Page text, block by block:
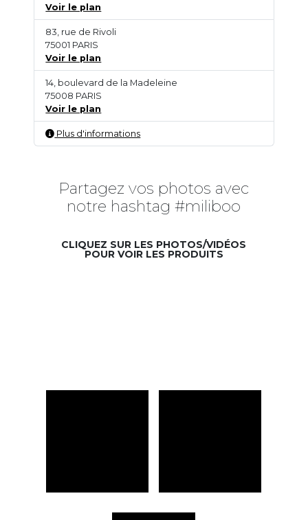
Voir le plan
83, rue de Rivoli
75001 PARIS
Voir le plan
14, boulevard de la Madeleine
75008 PARIS
Voir le plan
Plus d'informations
Partagez vos photos avec
notre hashtag #miliboo
CLIQUEZ SUR LES PHOTOS/VIDÉOS
POUR VOIR LES PRODUITS